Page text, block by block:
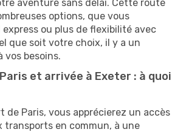
aventure sans délai. Cette route
options, que vous
ou plus de flexibilité avec
que soit votre choix, il y a un
vos besoins.
et arrivée à Exeter : à quoi
de Paris, vous apprécierez un accès
transports en commun, à une